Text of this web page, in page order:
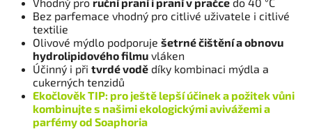
Bez parfemace vhodný pro citlivé uživatele i citlivé
textilie
Olivové mýdlo podporuje šetrné čištění a obnovu
hydrolipidového filmu vláken
Účinný i při tvrdé vodě díky kombinaci mýdla a
cukerných tenzidů
Ekočlověk TIP: pro ještě lepší účinek a požitek vůni
kombinujte s našimi ekologickými avivážemi a
parfémy od Soaphoria